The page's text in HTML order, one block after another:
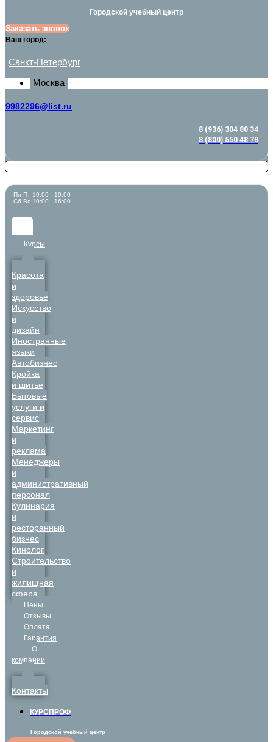
Городской учебный центр
Заказать звонок
Ваш город:
Санкт-Петербург
Москва
9982296@list.ru
8 (936) 304 80 34
8 (800) 550 48 78
Пн-Пт 10:00 - 19:00
Сб-Вс 10:00 - 16:00
Курсы
Красота
и
здоровье
Искусство
и
дизайн
Иностранные
языки
Автобизнес
Кройка
и шитье
Бытовые
услуги и
сервис
Маркетинг
и
реклама
Менеджеры
и
административный
персонал
Кулинария
и
ресторанный
бизнес
Кинолог
Строительство
и
жилищная
сфера
Цены
Отзывы
Оплата
Гарантия
О
компании
Контакты
КУРСПРОФ
Городской учебный центр